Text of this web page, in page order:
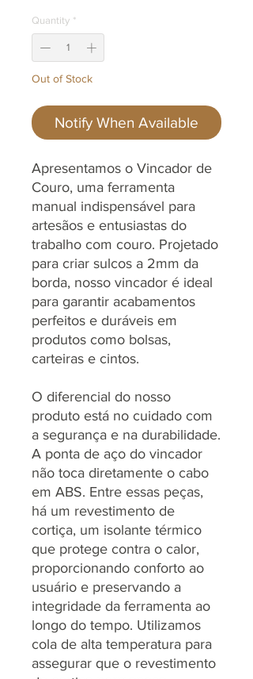
Quantity *
Out of Stock
Notify When Available
Apresentamos o Vincador de
Couro, uma ferramenta
manual indispensável para
artesãos e entusiastas do
trabalho com couro. Projetado
para criar sulcos a 2mm da
borda, nosso vincador é ideal
para garantir acabamentos
perfeitos e duráveis em
produtos como bolsas,
carteiras e cintos.
O diferencial do nosso
produto está no cuidado com
a segurança e na durabilidade.
A ponta de aço do vincador
não toca diretamente o cabo
em ABS. Entre essas peças,
há um revestimento de
cortiça, um isolante térmico
que protege contra o calor,
proporcionando conforto ao
usuário e preservando a
integridade da ferramenta ao
longo do tempo. Utilizamos
cola de alta temperatura para
assegurar que o revestimento